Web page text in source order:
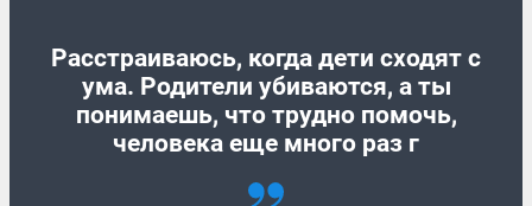
Расстраиваюсь, когда дети сходят с
ума. Родители убиваются, а ты
понимаешь, что трудно помочь,
человека еще много раз г